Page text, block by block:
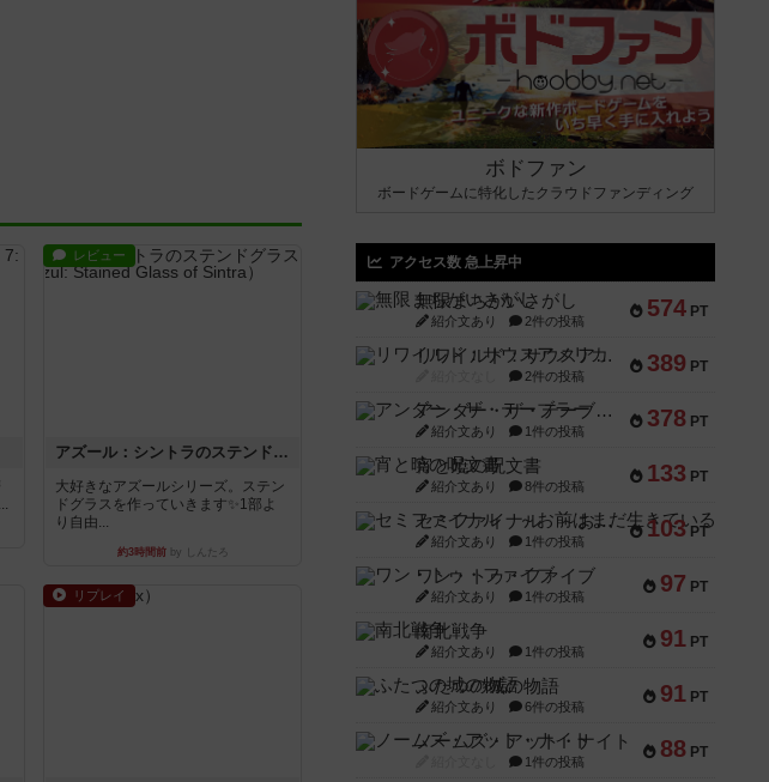
レビュー
アズール：シントラのステンドグラス
大好きなアズールシリーズ。ステン
ドグラスを作っていきます✨1部よ
り自由...
約3時間前by しんたろ
リプレイ
ボドファン
ボードゲームに特化したクラウドファンディング
アクセス数 急上昇中
574 PT
無限まちがいさがし
紹介文あり 2件の投稿
389 PT
リワイルド：サウスアメリカ
2件の投稿
378 PT
アンダー・ザ・テーブラー
紹介文あり 1件の投稿
133 PT
宵と暁の呪文書
紹介文あり 8件の投稿
103 PT
セミファイナル ～お前はまだ生きている～
紹介文あり 1件の投稿
97 PT
ワン・トゥ・ファイブ
紹介文あり 1件の投稿
91 PT
南北戦争
紹介文あり 1件の投稿
91 PT
ふたつの城の物語
紹介文あり 6件の投稿
88 PT
ノームズ・アット・ナイト
1件の投稿